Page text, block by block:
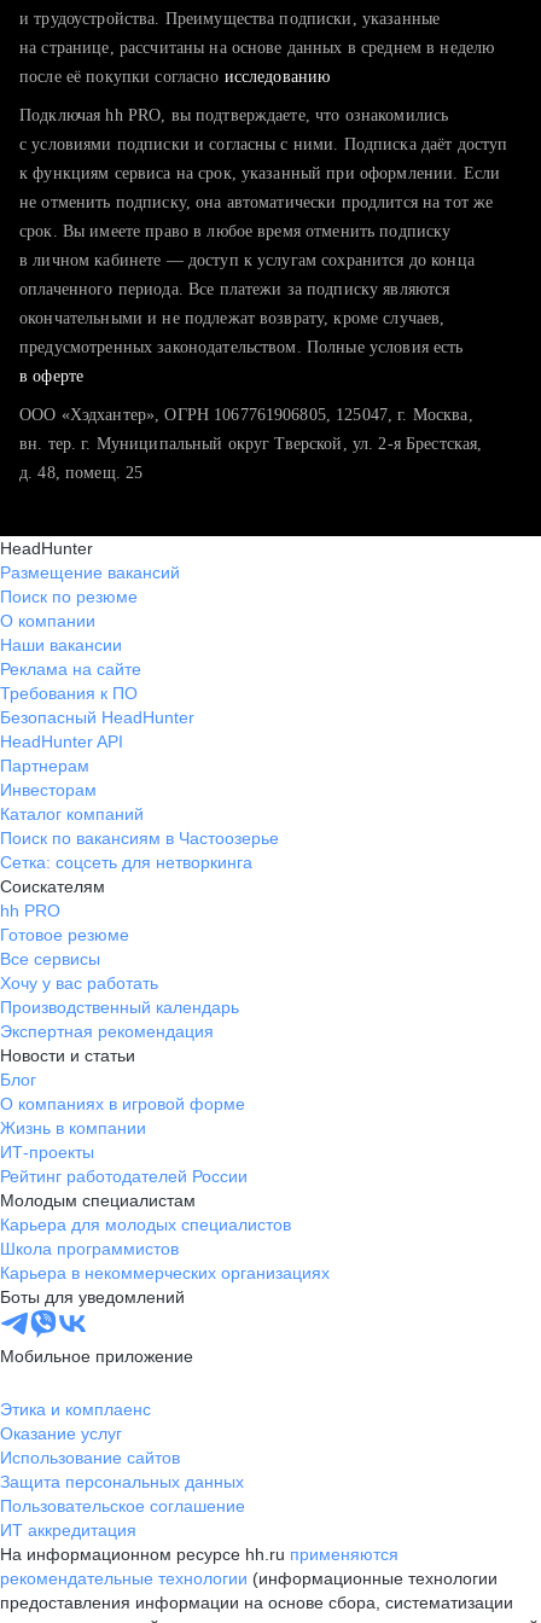
тратите много времени на поиск и вручную поднимаете
хотите сравнить себя с конкурентами и оценить шансы
и трудоустройства. Преимущества подписки, указанные
на странице, рассчитаны на основе данных в среднем в неделю
после её покупки согласно исследованию
Подключая hh PRO, вы подтверждаете, что ознакомились
с условиями подписки и согласны с ними. Подписка даёт доступ
к функциям сервиса на срок, указанный при оформлении. Если
не отменить подписку, она автоматически продлится на тот же
срок. Вы имеете право в любое время отменить подписку
в личном кабинете — доступ к услугам сохранится до конца
оплаченного периода. Все платежи за подписку являются
окончательными и не подлежат возврату, кроме случаев,
предусмотренных законодательством. Полные условия есть
в оферте
ООО «Хэдхантер», ОГРН 1067761906805, 125047, г. Москва,
вн. тер. г. Муниципальный округ Тверской, ул. 2-я Брестская,
д. 48, помещ. 25
HeadHunter
Размещение вакансий
Поиск по резюме
О компании
Наши вакансии
Реклама на сайте
Требования к ПО
Безопасный HeadHunter
HeadHunter API
Партнерам
Инвесторам
Каталог компаний
Поиск по вакансиям в Частоозерье
Сетка: соцсеть для нетворкинга
Соискателям
hh PRO
Готовое резюме
Все сервисы
Хочу у вас работать
Производственный календарь
Экспертная рекомендация
Новости и статьи
Блог
О компаниях в игровой форме
Жизнь в компании
ИТ-проекты
Рейтинг работодателей России
Молодым специалистам
Карьера для молодых специалистов
Школа программистов
Карьера в некоммерческих организациях
Боты для уведомлений
Мобильное приложение
Этика и комплаенс
Оказание услуг
Использование сайтов
Защита персональных данных
Пользовательское соглашение
ИТ аккредитация
На информационном ресурсе hh.ru применяются
рекомендательные технологии (информационные технологии
предоставления информации на основе сбора, систематизации